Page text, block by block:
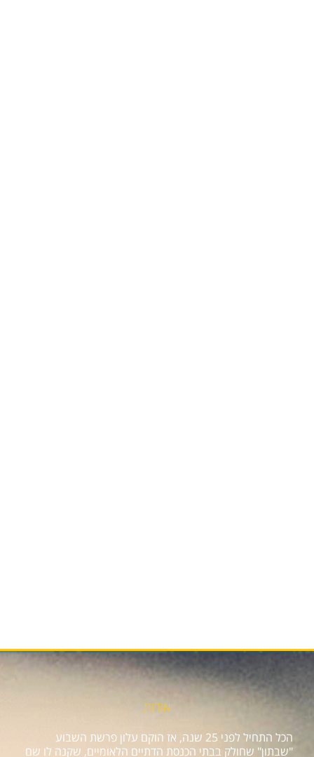
אודות
הכל התחיל לפני 25 שנה, אז הוקם עלון פרשת השבוע
"שבתון" שחולק בבתי הכנסת הדתיים הלאומיים, שקנה לו שם